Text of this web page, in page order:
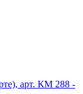
арт. КМ 288 -